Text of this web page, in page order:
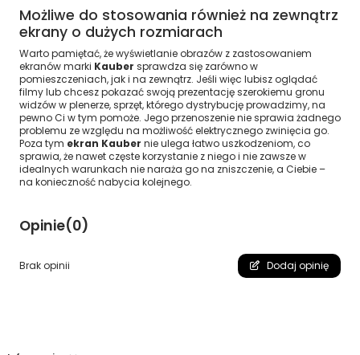
Możliwe do stosowania również na zewnątrz
ekrany o dużych rozmiarach
Warto pamiętać, że wyświetlanie obrazów z zastosowaniem
ekranów marki Kauber sprawdza się zarówno w
pomieszczeniach, jak i na zewnątrz. Jeśli więc lubisz oglądać
filmy lub chcesz pokazać swoją prezentację szerokiemu gronu
widzów w plenerze, sprzęt, którego dystrybucję prowadzimy, na
pewno Ci w tym pomoże. Jego przenoszenie nie sprawia żadnego
problemu ze względu na możliwość elektrycznego zwinięcia go.
Poza tym ekran Kauber nie ulega łatwo uszkodzeniom, co
sprawia, że nawet częste korzystanie z niego i nie zawsze w
idealnych warunkach nie naraża go na zniszczenie, a Ciebie –
na konieczność nabycia kolejnego.
Opinie(0)
Brak opinii Dodaj opinię